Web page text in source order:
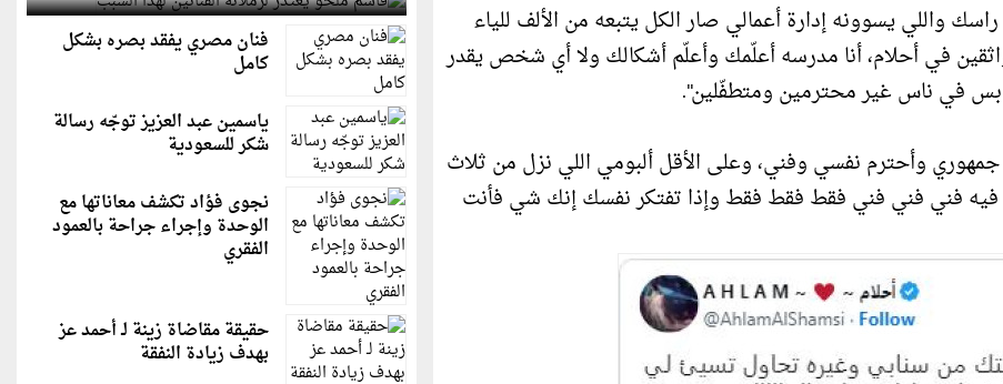
واللي يسوونه إدارة أعمالي صار الكل يتبعه من الألف للياء
في أحلام، أنا مدرسه أعلّمك وأعلّم أشكالك ولا أي شخص يقدر
بس في ناس غير محترمين ومتطفّلين".
جمهوري وأحترم نفسي وفني، وعلى الأقل ألبومي اللي نزل من ثلاث
فيه فني فني فني فقط فقط فقط وإذا تفتكر نفسك إنك شي فأنت
فنان مصري يفقد بصره بشكل
كامل
ياسمين عبد العزيز توجّه رسالة
شكر للسعودية
نجوى فؤاد تكشف معاناتها مع
الوحدة وإجراء جراحة بالعمود
الفقري
حقيقة مقاضاة زينة لـ أحمد عز
بهدف زيادة النفقة